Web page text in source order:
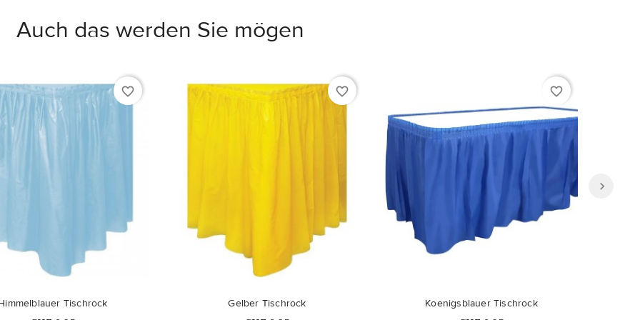
Auch das werden Sie mögen
favorite_border
Tischrock
favorite_border
Gelber Tischrock
favorite_border
Koenigsblauer Tischrock